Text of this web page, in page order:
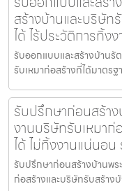
สร้างบ้านและบริษัท
ได้ ไร้ประวัติการทิ้ง
รับออกแบบและสร้างบ้านรั
รับเหมาก่อสร้างที่ได้มาตรฐ
รับปรึกษาก่อนสร้า
งานบริษัทรับเหมาก่
ได้ ไม่ทิ้งงานแน่นอ
รับปรึกษาก่อนสร้างบ้านพร
ก่อสร้างและบริษัทรับสร้าง